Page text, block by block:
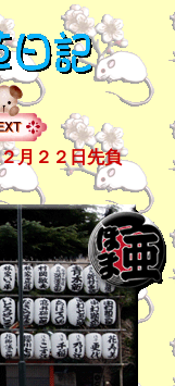
２月２２日先負